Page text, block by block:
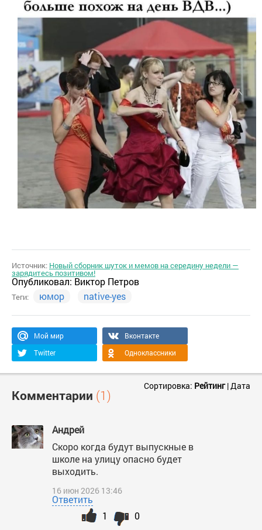
Источник: Новый сборник шуток и мемов на середину недели —
зарядитесь позитивом!
Опубликовал:Виктор Петров
Теги: юмор native-yes
Мой мир
Вконтакте
Twitter
Одноклассники
Комментарии (1)
Сортировка: Рейтинг| Дата
Андрей
Скоро когда будут выпускные в
школе на улицу опасно будет
выходить.
16 июн 2026 13:46
Ответить
0
1